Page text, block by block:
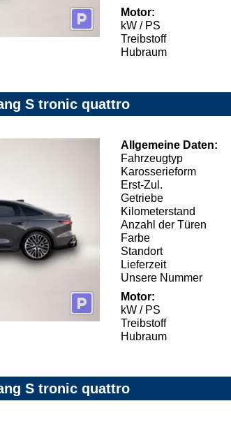
Motor:
kW / PS
Treibstoff
Hubraum
S tronic quattro
Allgemeine Daten:
Fahrzeugtyp
Karosserieform
Erst-Zul.
Getriebe
Kilometerstand
Anzahl der Türen
Farbe
Standort
Lieferzeit
Unsere Nummer
Motor:
kW / PS
Treibstoff
Hubraum
S tronic quattro